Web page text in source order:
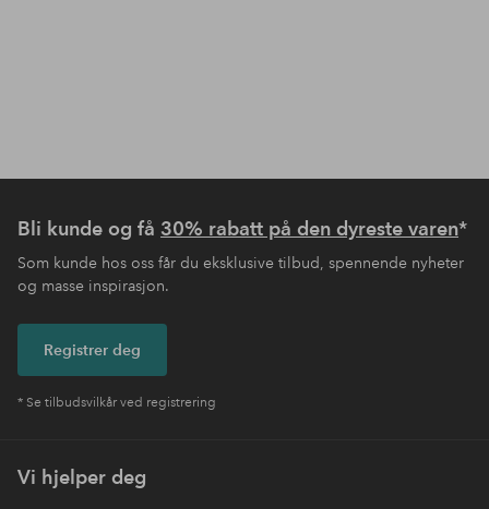
Bli kunde og få 30% rabatt på den dyreste varen*
Som kunde hos oss får du eksklusive tilbud, spennende nyheter
og masse inspirasjon.
Registrer deg
* Se tilbudsvilkår ved registrering
Vi hjelper deg